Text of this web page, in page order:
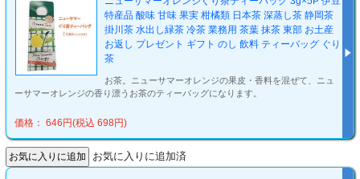
特産品 酸味 甘味 果実 柑橘類 日本茶 深蒸し茶 静岡茶
掛川茶 水出し緑茶 冷茶 業務用 茶葉 抹茶 東部 お土産
お返し プレゼント ギフト のし 飲料 ティーバッグ ぐり
茶
お茶。ニューサマーオレンジの果皮・香料を混ぜて、ニュ
ーサマーオレンジの香り漂うお茶のティーバッグになります。
価格： 646円(税込 698円)
お気に入りに追加済